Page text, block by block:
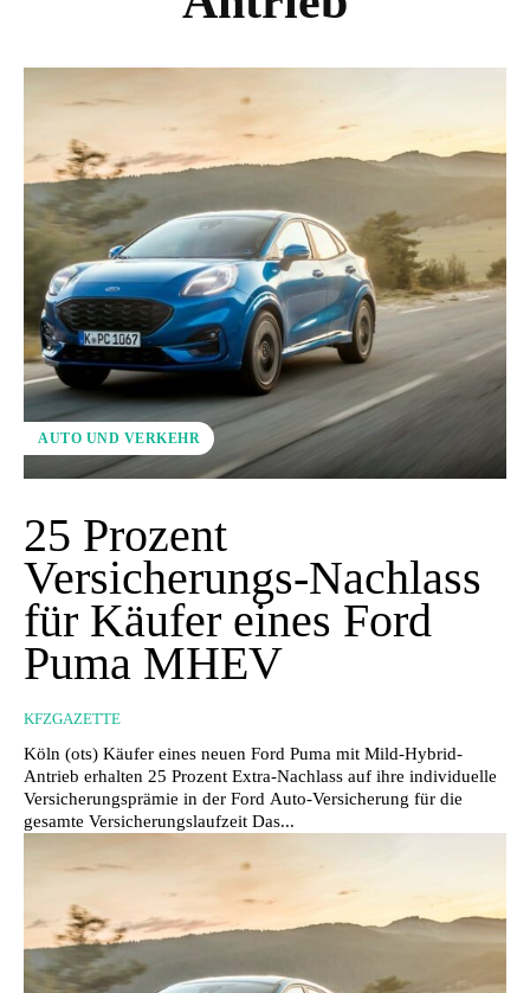
AUTO UND VERKEHR
25 Prozent
Versicherungs-Nachlass
für Käufer eines Ford
Puma MHEV
KFZGAZETTE
Köln (ots) Käufer eines neuen Ford Puma mit Mild-Hybrid-
Antrieb erhalten 25 Prozent Extra-Nachlass auf ihre individuelle
Versicherungsprämie in der Ford Auto-Versicherung für die
gesamte Versicherungslaufzeit Das...